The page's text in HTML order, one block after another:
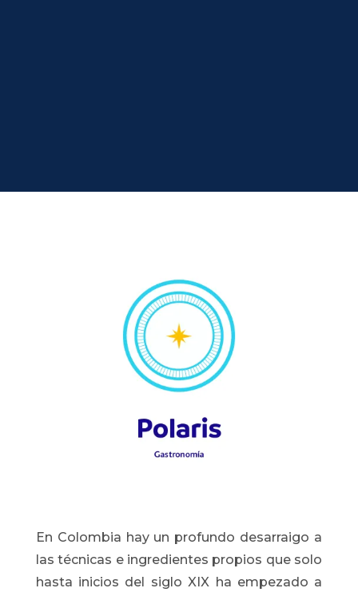
En Colombia hay un profundo desarraigo a
las técnicas e ingredientes propios que solo
hasta inicios del siglo XIX ha empezado a